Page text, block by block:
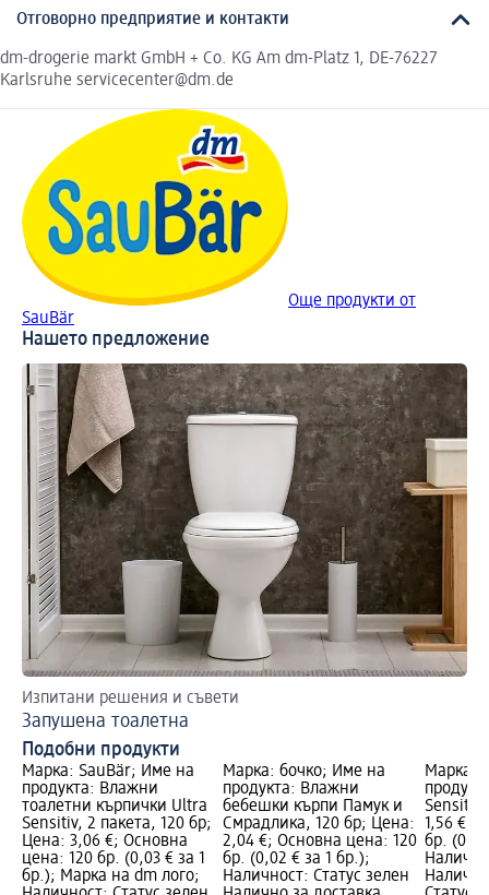
Отговорно предприятие и контакти
dm-drogerie markt GmbH + Co. KG Am dm-Platz 1, DE-76227
Karlsruhe servicecenter@dm.de
Още продукти от
SauBär
Нашето предложение
Изпитани решения и съвети
Запушена тоалетна
Подобни продукти
Марка: SauBär; Име на
продукта: Влажни
тоалетни кърпички Ultra
Sensitiv, 2 пакета, 120 бр;
Цена: 3,06 €; Основна
цена: 120 бр. (0,03 € за 1
бр.); Марка на dm лого;
Марка: бочко; Име на
продукта: Влажни
бебешки кърпи Памук и
Смрадлика, 120 бр; Цена:
2,04 €; Основна цена: 120
бр. (0,02 € за 1 бр.);
Наличност: Статус зелен
Марка:
1,56 €;
бр.